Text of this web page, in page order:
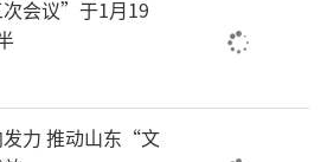
次会议”于1月19
发力 推动山东“文